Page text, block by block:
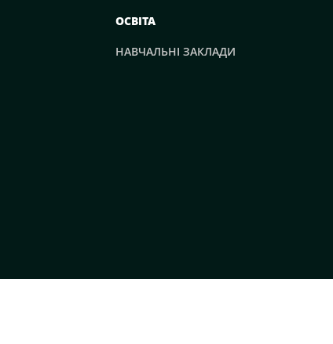
ОСВІТА
НАВЧАЛЬНІ ЗАКЛАДИ